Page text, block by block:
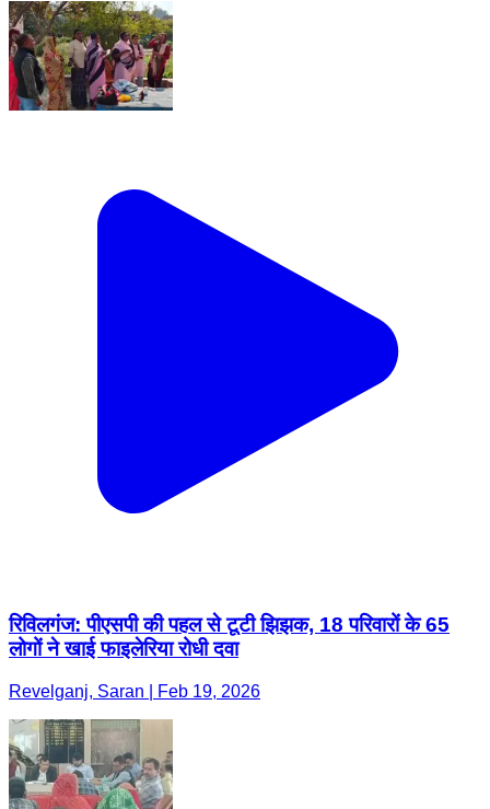
रिविलगंज: पीएसपी की पहल से टूटी झिझक, 18 परिवारों के 65
लोगों ने खाई फाइलेरिया रोधी दवा
Revelganj, Saran | Feb 19, 2026